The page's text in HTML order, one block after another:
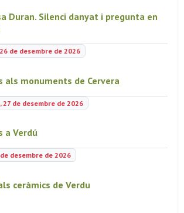
Duran. Silenci danyat i pregunta en
de desembre de 2026
als monuments de Cervera
27 de desembre de 2026
a Verdú
desembre de 2026
ceràmics de Verdu